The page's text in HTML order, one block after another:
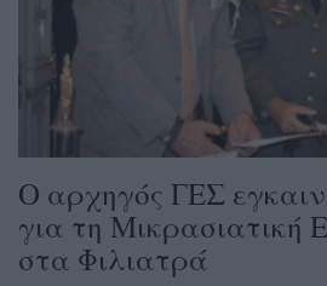
Ο αρχηγός ΓΕΣ
για τη Μικρασιατική
στα Φιλιατρά